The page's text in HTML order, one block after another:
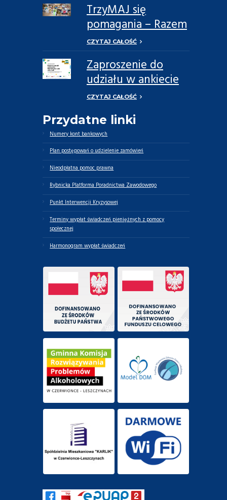
TrzyMAJ się
pomagania – Razem
Możemy Więcej
CZYTAJ CAŁOŚĆ
Zaproszenie do
udziału w ankiecie
dotyczącej potrzeb
opiekunów
faktycznych oraz
osób zależnych
CZYTAJ CAŁOŚĆ
Przydatne linki
Numery kont bankowych
Plan postępowań o udzielenie zamówień
Nieodpłatna pomoc prawna
Rybnicka Platforma Poradnictwa Zawodowego
Punkt Interwencji Kryzysowej
Terminy wypłat świadczeń pieniężnych z pomocy
społecznej
Harmonogram wypłat świadczeń